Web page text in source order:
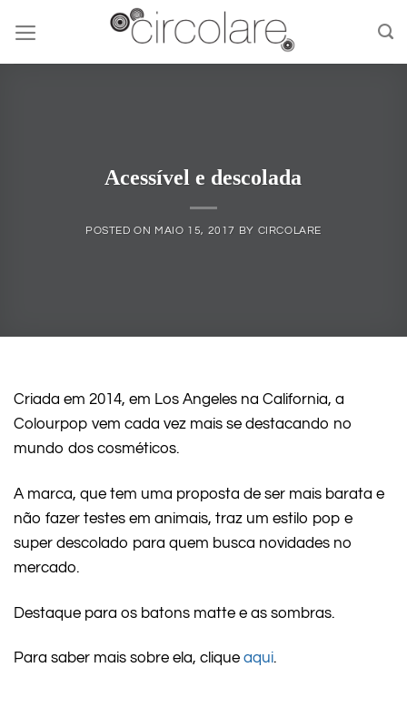
content
Acessível e descolada
POSTED ON MAIO 15, 2017 BY CIRCOLARE
Criada em 2014, em Los Angeles na California, a
Colourpop vem cada vez mais se destacando no
mundo dos cosméticos.
A marca, que tem uma proposta de ser mais barata e
não fazer testes em animais, traz um estilo pop e
super descolado para quem busca novidades no
mercado.
Destaque para os batons matte e as sombras.
Para saber mais sobre ela, clique aqui.